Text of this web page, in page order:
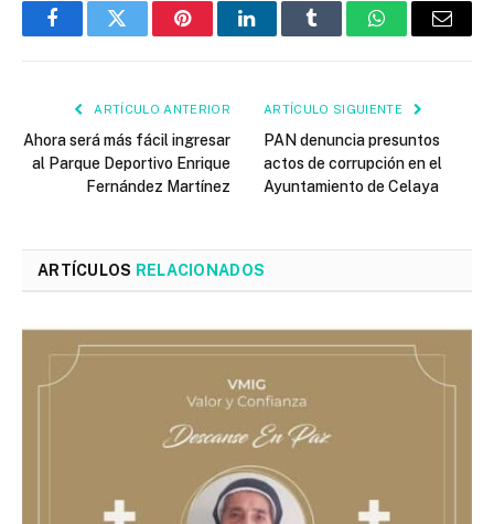
FacebookTwitter PinterestLinkedInTumblr WhatsAppEmail
ARTÍCULO ANTERIOR
Ahora será más fácil ingresar
al Parque Deportivo Enrique
Fernández Martínez
ARTÍCULO SIGUIENTE
PAN denuncia presuntos
actos de corrupción en el
Ayuntamiento de Celaya
ARTÍCULOS RELACIONADOS